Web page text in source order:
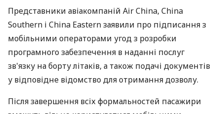
Представники авіакомпаній Air China, China
Southern і China Eastern заявили про підписання з
мобільними операторами угод з розробки
програмного забезпечення в наданні послуг
зв'язку на борту літаків, а також подачі документів
у відповідне відомство для отримання дозволу.
Після завершення всіх формальностей пасажири